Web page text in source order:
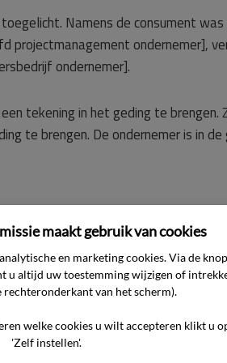
Namens de consument
projectmanagement ondernemer],
ondernemer].
tekening in het geding te brengen.
te brengen. De ondernemer is in
in hoofdzaak – nog het volgende
goed gegaan. De verbindingen
er in de woning van de
gemist en wenst compensatie
maakt gebruik van cookies
en marketing cookies. Via de knop
u altijd uw toestemming wijzigen of
rechteronderkant van het scherm).
welke cookies u wilt accepteren klikt u
'Zelf instellen'.